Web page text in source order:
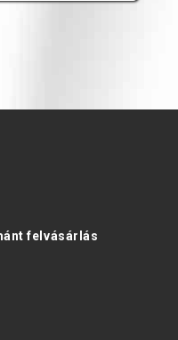
felvásárlás